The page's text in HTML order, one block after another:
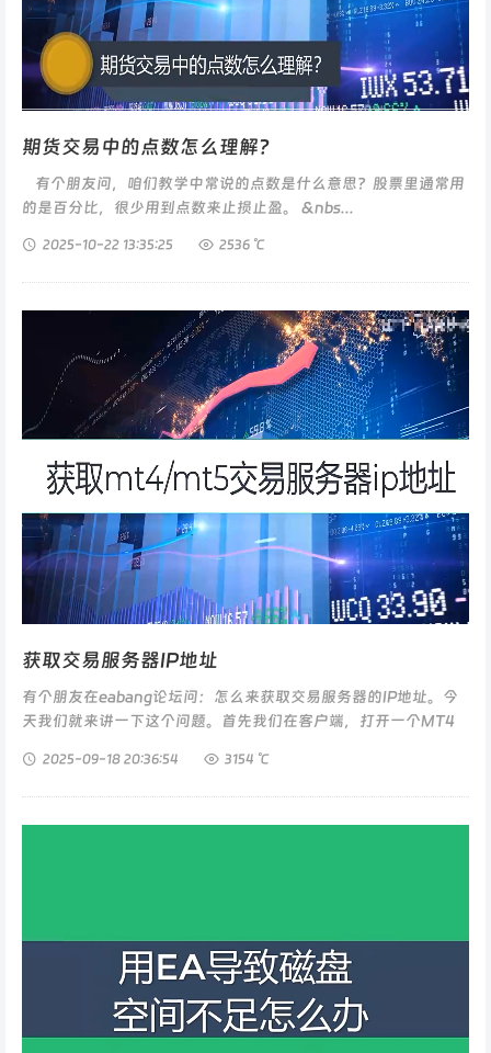
期货交易中的点数怎么理解？
有个朋友问，咱们教学中常说的点数是什么意思？股票里通常用
的是百分比，很少用到点数来止损止盈。 &nbs...
2025-10-22 13:35:25 2536 ℃
获取交易服务器IP地址
有个朋友在eabang论坛问：怎么来获取交易服务器的IP地址。今
天我们就来讲一下这个问题。首先我们在客户端，打开一个MT4
能一一对应)...
2025-09-18 20:36:54 3154 ℃